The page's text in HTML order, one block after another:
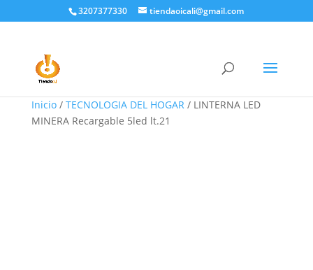
3207377330 tiendaoicali@gmail.com
Inicio/ TECNOLOGIA DEL HOGAR/ LINTERNA LED
MINERA Recargable 5led lt.21
¡Oferta!